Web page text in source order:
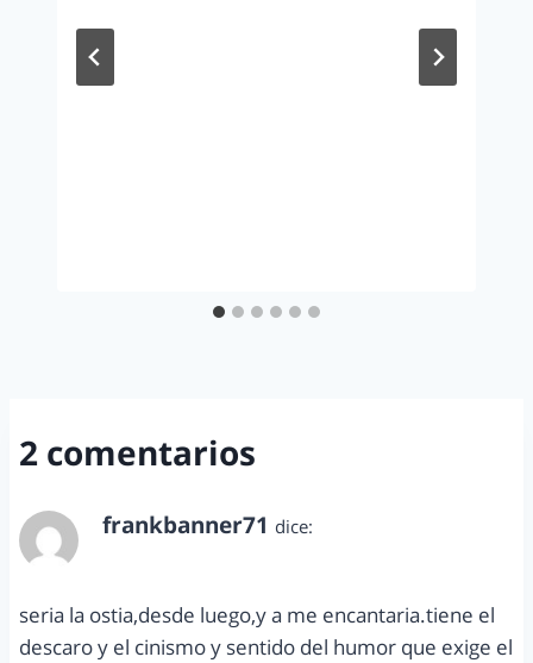
2 comentarios
frankbanner71 dice:
seria la ostia,desde luego,y a me encantaria.tiene el
descaro y el cinismo y sentido del humor que exige el